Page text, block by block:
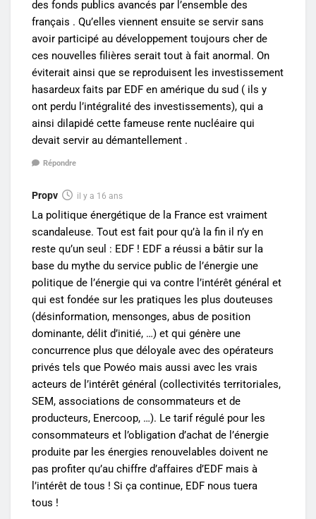
des fonds publics avancés par l’ensemble des
français . Qu’elles viennent ensuite se servir sans
avoir participé au développement toujours cher de
ces nouvelles filières serait tout à fait anormal. On
éviterait ainsi que se reproduisent les investissement
hasardeux faits par EDF en amérique du sud ( ils y
ont perdu l’intégralité des investissements), qui a
ainsi dilapidé cette fameuse rente nucléaire qui
devait servir au démantellement .
Répondre
Propv il y a 16 ans
La politique énergétique de la France est vraiment
scandaleuse. Tout est fait pour qu’à la fin il n’y en
reste qu’un seul : EDF ! EDF a réussi a bâtir sur la
base du mythe du service public de l’énergie une
politique de l’énergie qui va contre l’intérêt général et
qui est fondée sur les pratiques les plus douteuses
(désinformation, mensonges, abus de position
dominante, délit d’initié, …) et qui génère une
concurrence plus que déloyale avec des opérateurs
privés tels que Powéo mais aussi avec les vrais
acteurs de l’intérêt général (collectivités territoriales,
SEM, associations de consommateurs et de
producteurs, Enercoop, …). Le tarif régulé pour les
consommateurs et l’obligation d’achat de l’énergie
produite par les énergies renouvelables doivent ne
pas profiter qu’au chiffre d’affaires d’EDF mais à
l’intérêt de tous ! Si ça continue, EDF nous tuera
tous !